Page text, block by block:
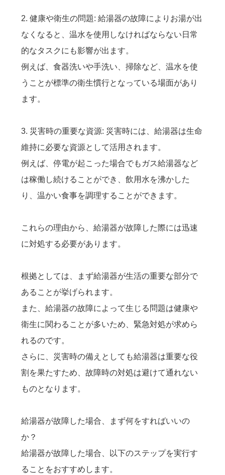
2. 健康や衛生の問題: 給湯器の故障によりお湯が出
なくなると、温水を使用しなければならない日常
的なタスクにも影響が出ます。
例えば、食器洗いや手洗い、掃除など、温水を使
うことが標準の衛生慣行となっている場面があり
ます。
3. 災害時の重要な資源: 災害時には、給湯器は生命
維持に必要な資源として活用されます。
例えば、停電が起こった場合でもガス給湯器など
は稼働し続けることができ、飲用水を沸かした
り、温かい食事を調理することができます。
これらの理由から、給湯器が故障した際には迅速
に対処する必要があります。
根拠としては、まず給湯器が生活の重要な部分で
あることが挙げられます。
また、給湯器の故障によって生じる問題は健康や
衛生に関わることが多いため、緊急対処が求めら
れるのです。
さらに、災害時の備えとしても給湯器は重要な役
割を果たすため、故障時の対処は避けて通れない
ものとなります。
給湯器が故障した場合、まず何をすればいいの
か？
給湯器が故障した場合、以下のステップを実行す
ることをおすすめします。